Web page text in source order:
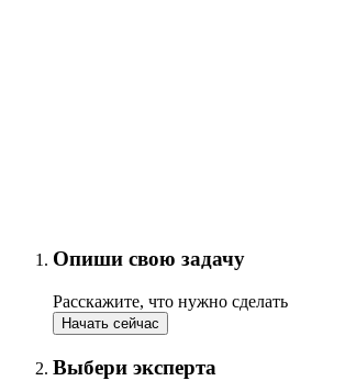
Опиши свою задачу
Расскажите, что нужно сделать
Начать сейчас
Выбери эксперта